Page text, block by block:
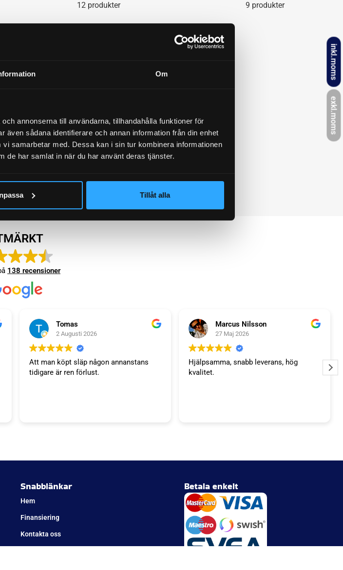
Om
annonserna till användarna, tillhandahålla funktioner för
sådana identifierare och annan information från din enhet
samarbetar med. Dessa kan i sin tur kombinera informationen
de har samlat in när du har använt deras tjänster.
Tillåt alla
inkl.moms
exkl.moms
12 produkter 9 produkter
138 recensioner
Tomas
2 Augusti 2026
Att man köpt släp någon annanstans
tidigare är ren förlust.
Marcus Nilsson
27 Maj 2026
Hjälpsamma, snabb leverans, hög
kvalitet.
Snabblänkar
Hem
Finansiering
Kontakta oss
Betala enkelt